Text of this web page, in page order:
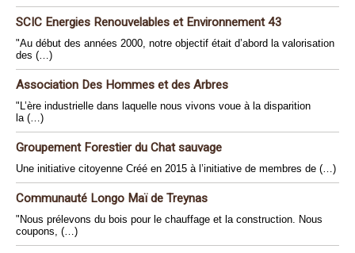
SCIC Energies Renouvelables et Environnement 43
"Au début des années 2000, notre objectif était d’abord la valorisation
des (…)
Association Des Hommes et des Arbres
"L’ère industrielle dans laquelle nous vivons voue à la disparition
la (…)
Groupement Forestier du Chat sauvage
Une initiative citoyenne Créé en 2015 à l’initiative de membres de (…)
Communauté Longo Maï de Treynas
"Nous prélevons du bois pour le chauffage et la construction. Nous
coupons, (…)